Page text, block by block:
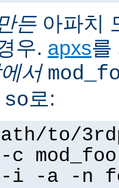
든아파치
우. apxs를
서
로:
to/
c
-i -a -n